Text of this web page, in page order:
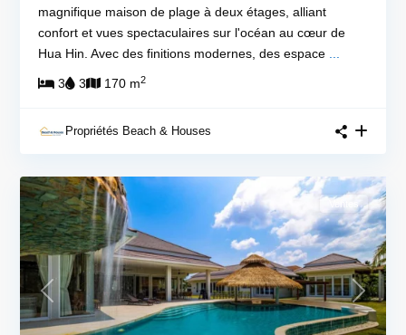
magnifique maison de plage à deux étages, alliant
confort et vues spectaculaires sur l'océan au cœur de
Hua Hin. Avec des finitions modernes, des espace
3 3 170 m2
Propriétés Beach & Houses
Previous Next
Ventes